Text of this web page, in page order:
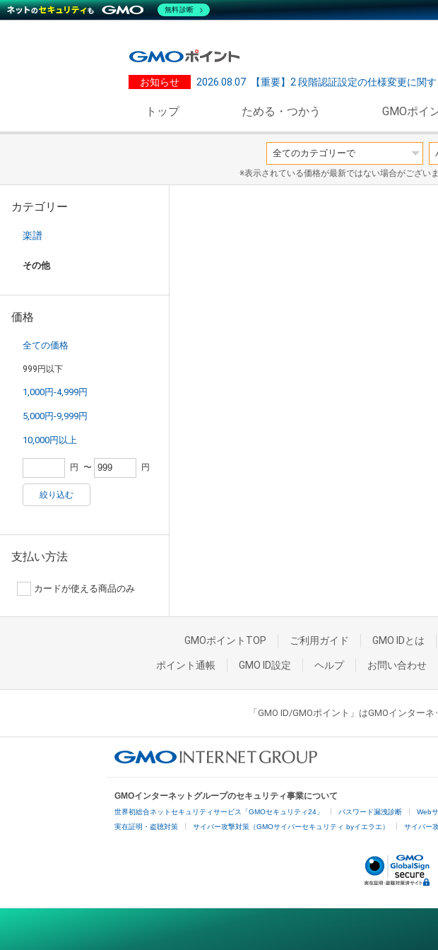
お知らせ 2026.08.07 【重要】2 段階認証設定の仕様変更に関
トップ ためる・つかう GMOポイ
※表示されている価格が最新ではない場合がござい
カテゴリー
楽譜
その他
価格
全ての価格
999円以下
1,000円-4,999円
5,000円-9,999円
10,000円以上
円 〜 円
絞り込む
支払い方法
カードが使える商品のみ
GMOポイントTOP ご利用ガイド GMO IDとは
ポイント通帳 GMO ID設定 ヘルプ お問い合わせ
「GMO ID/GMOポイント」はGMOインター
GMOインターネットグループのセキュリティ事業について
世界初総合ネットセキュリティサービス「GMOセキュリティ24」 パスワード漏洩診断 Web
実在証明・盗聴対策 サイバー攻撃対策（GMOサイバーセキュリティ byイエラエ） サイバー
無料診断